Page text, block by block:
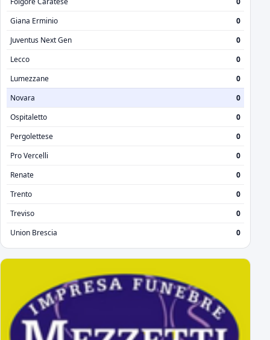
Giana Erminio
0
Juventus Next Gen
0
Lecco
0
Lumezzane
0
Novara
0
Ospitaletto
0
Pergolettese
0
Pro Vercelli
0
Renate
0
Trento
0
Treviso
0
Union Brescia
0